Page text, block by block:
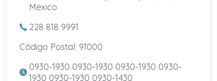
Mexico
228 818 9991
Código Postal: 91000
0930-1930 0930-1930 0930-1930 0930-
1930 0930-1930 0930-1430